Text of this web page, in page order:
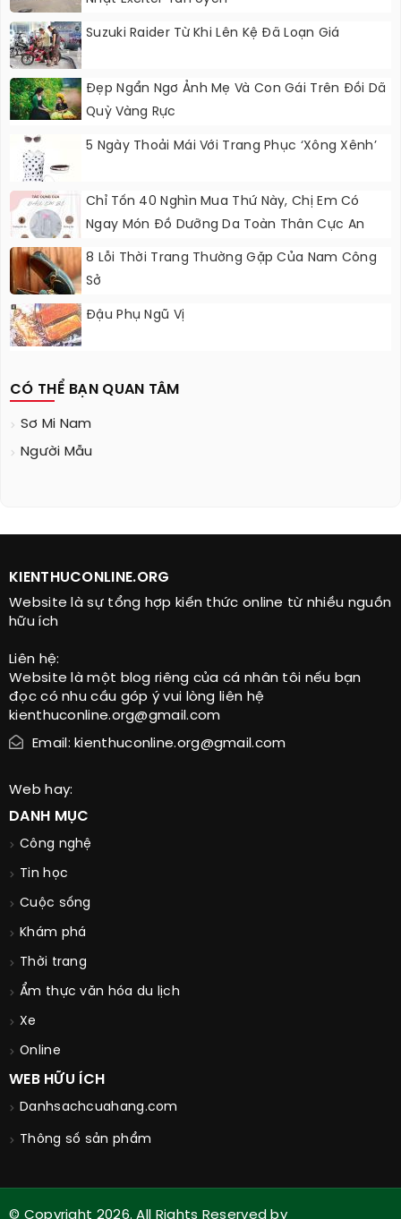
Suzuki Raider Từ Khi Lên Kệ Đã Loạn Giá
Đẹp Ngẩn Ngơ Ảnh Mẹ Và Con Gái Trên Đồi Dã
Quỳ Vàng Rực
5 Ngày Thoải Mái Với Trang Phục ‘xông Xênh’
Chỉ Tốn 40 Nghìn Mua Thứ Này, Chị Em Có
Ngay Món Đồ Dưỡng Da Toàn Thân Cực An
Toàn, Hiệu Quả
8 Lỗi Thời Trang Thường Gặp Của Nam Công
Sở
Đậu Phụ Ngũ Vị
CÓ THỂ BẠN QUAN TÂM
Sơ Mi Nam
Người Mẫu
KIENTHUCONLINE.ORG
Website là sự tổng hợp kiến thức online từ nhiều nguồn
hữu ích
Liên hệ:
Website là một blog riêng của cá nhân tôi nếu bạn
đọc có nhu cầu góp ý vui lòng liên hệ
kienthuconline.org@gmail.com
Email: kienthuconline.org@gmail.com
Web hay:
DANH MỤC
Công nghệ
Tin học
Cuộc sống
Khám phá
Thời trang
Ẩm thực văn hóa du lịch
Xe
Online
WEB HỮU ÍCH
Danhsachcuahang.com
Thông số sản phẩm
© Copyright 2026. All Rights Reserved by